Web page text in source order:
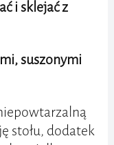
i sklejać z
suszonymi
stołu, dodatek